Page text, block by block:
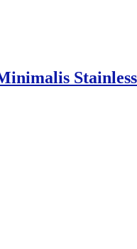
Stainless